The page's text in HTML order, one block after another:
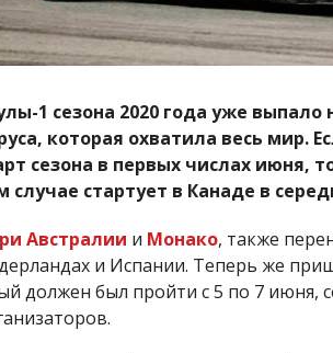
1 сезона 2020 года уже выпало
которая охватила весь мир.
сезона в первых числах июня,
стартует в Канаде в
Австралии и Монако, также
и Испании. Теперь же
должен был пройти с 5 по 7 июня,